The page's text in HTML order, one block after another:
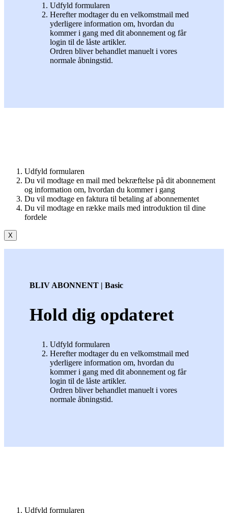
Udfyld formularen
Herefter modtager du en velkomstmail med
yderligere information om, hvordan du
kommer i gang med dit abonnement og får
login til de låste artikler.
Ordren bliver behandlet manuelt i vores
normale åbningstid.
Udfyld formularen
Du vil modtage en mail med bekræftelse på dit abonnement
og information om, hvordan du kommer i gang
Du vil modtage en faktura til betaling af abonnementet
Du vil modtage en række mails med introduktion til dine
fordele
X
BLIV ABONNENT | Basic
Hold dig opdateret
Udfyld formularen
Herefter modtager du en velkomstmail med
yderligere information om, hvordan du
kommer i gang med dit abonnement og får
login til de låste artikler.
Ordren bliver behandlet manuelt i vores
normale åbningstid.
Udfyld formularen